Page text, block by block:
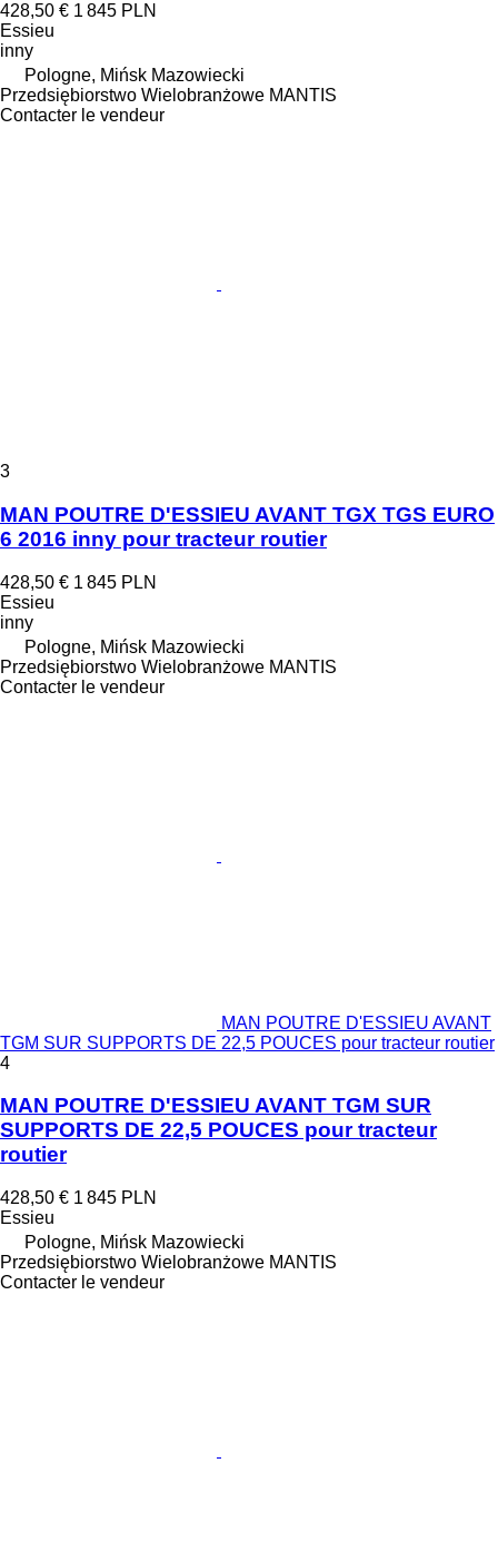
428,50 € 1 845 PLN
Essieu
inny
Pologne, Mińsk Mazowiecki
Przedsiębiorstwo Wielobranżowe MANTIS
Contacter le vendeur
3
MAN POUTRE D'ESSIEU AVANT TGX TGS EURO
6 2016 inny pour tracteur routier
428,50 € 1 845 PLN
Essieu
inny
Pologne, Mińsk Mazowiecki
Przedsiębiorstwo Wielobranżowe MANTIS
Contacter le vendeur
MAN POUTRE D'ESSIEU AVANT
TGM SUR SUPPORTS DE 22,5 POUCES pour tracteur routier
4
MAN POUTRE D'ESSIEU AVANT TGM SUR
SUPPORTS DE 22,5 POUCES pour tracteur
routier
428,50 € 1 845 PLN
Essieu
Pologne, Mińsk Mazowiecki
Przedsiębiorstwo Wielobranżowe MANTIS
Contacter le vendeur